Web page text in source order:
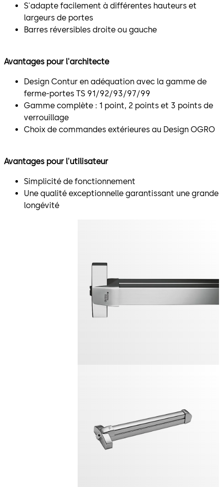
S'adapte facilement à différentes hauteurs et
largeurs de portes
Barres réversibles droite ou gauche
Avantages pour l'architecte
Design Contur en adéquation avec la gamme de
ferme-portes TS 91/92/93/97/99
Gamme complète : 1 point, 2 points et 3 points de
verrouillage
Choix de commandes extérieures au Design OGRO
Avantages pour l'utilisateur
Simplicité de fonctionnement
Une qualité exceptionnelle garantissant une grande
longévité